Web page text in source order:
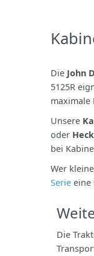
Die John
5125R
maximale
Unsere
oder
bei
Wer
Serie eine
Die